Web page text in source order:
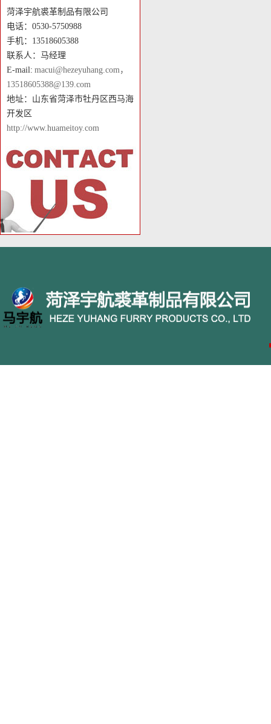
菏泽宇航裘革制品有限公司
电话：0530-5750988
手机：13518605388
联系人：马经理
E-mail: macui@hezeyuhang.com，
13518605388@139.com
地址：山东省菏泽市牡丹区西马海
开发区
http://www.huameitoy.com